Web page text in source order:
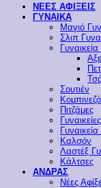
ΝΕΕΣ ΑΦΙΞΕΙΣ
ΓΥΝΑΙΚΑ
Μαγιό
Σλιπ
Σουτιέν
Πιτζάμες
Καλσόν
Λαστέξ
Κάλτσες
ΑΝΔΡΑΣ
Νέες